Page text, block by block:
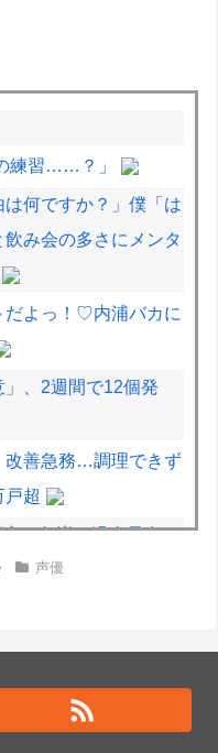
練習……？」
何ですか？」僕「は
み会の多さにメンタ
だよっ！♡内浦バカに
、2週間で12個発
改善急務…調理できず
戸超
産も急増 過去最多ペ
」過去の時代に
声優